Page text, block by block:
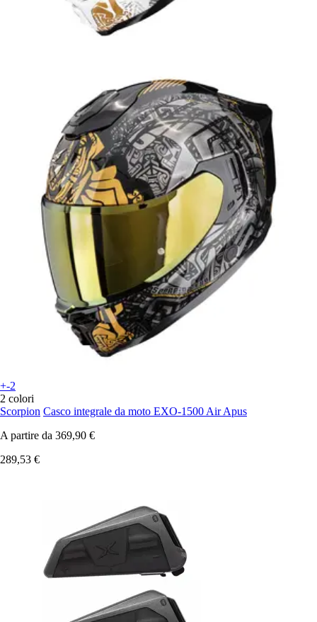
+-2
2 colori
Scorpion Casco integrale da moto EXO-1500 Air Apus
A partire da 369,90 €
289,53 €